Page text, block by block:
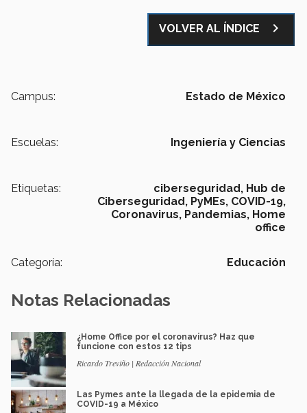
VOLVER AL ÍNDICE navigate_next
Campus: Estado de México
Escuelas: Ingeniería y Ciencias
Etiquetas: ciberseguridad, Hub de
Ciberseguridad, PyMEs, COVID-19,
Coronavirus, Pandemias, Home
office
Categoría: Educación
Notas Relacionadas
¿Home Office por el coronavirus? Haz que
funcione con estos 12 tips
Ricardo Treviño | Redacción Nacional
Las Pymes ante la llegada de la epidemia de
COVID-19 a México